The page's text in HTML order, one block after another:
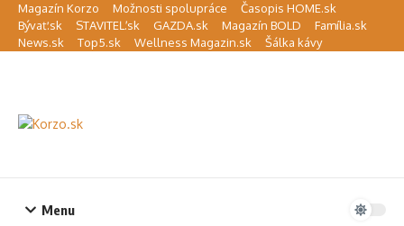
Preskočiť na obsah
Magazín Korzo Možnosti spolupráce
Časopis HOME.sk
Bývať.sk
STAVITEĽ.sk GAZDA.sk Magazín BOLD
Família.sk
News.sk
Top5.sk Wellness Magazin.sk Šálka kávy
Menu